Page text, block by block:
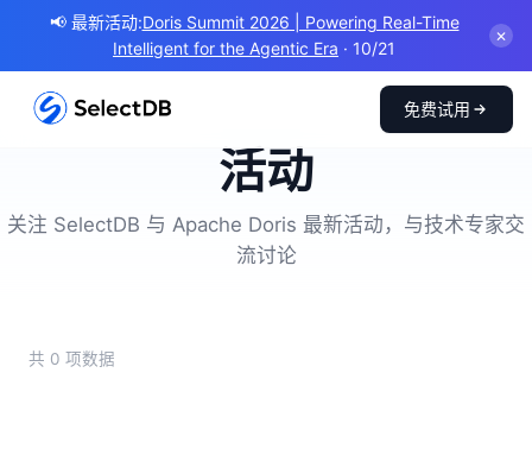
📢 最新活动:Doris Summit 2026 | Powering Real-Time
Intelligent for the Agentic Era · 10/21
✕
免费试用
活动
关注 SelectDB 与 Apache Doris 最新活动，与技术专家交
流讨论
共 0 项数据